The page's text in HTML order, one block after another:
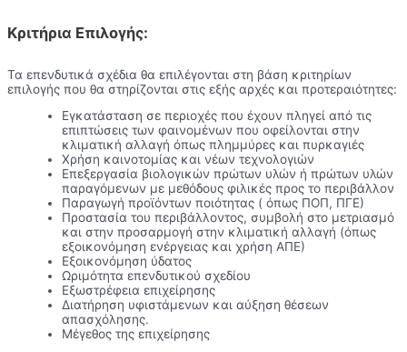
Κριτήρια Επιλογής:
Τα επενδυτικά σχέδια θα επιλέγονται στη βάση κριτηρίων
επιλογής που θα στηρίζονται στις εξής αρχές και προτεραιότητες:
Εγκατάσταση σε περιοχές που έχουν πληγεί από τις
επιπτώσεις των φαινομένων που οφείλονται στην
κλιματική αλλαγή όπως πλημμύρες και πυρκαγιές
Χρήση καινοτομίας και νέων τεχνολογιών
Επεξεργασία βιολογικών πρώτων υλών ή πρώτων υλών
παραγόμενων με μεθόδους φιλικές προς το περιβάλλον
Παραγωγή προϊόντων ποιότητας ( όπως ΠΟΠ, ΠΓΕ)
Προστασία του περιβάλλοντος, συμβολή στο μετριασμό
και στην προσαρμογή στην κλιματική αλλαγή (όπως
εξοικονόμηση ενέργειας και χρήση ΑΠΕ)
Εξοικονόμηση ύδατος
Ωριμότητα επενδυτικού σχεδίου
Εξωστρέφεια επιχείρησης
Διατήρηση υφιστάμενων και αύξηση θέσεων
απασχόλησης.
Μέγεθος της επιχείρησης